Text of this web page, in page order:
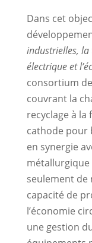
Dans cet
industrielles,
électrique et
consortium
couvrant la
recyclage à
cathode pour
en synergie
seulement de
capacité de
l’économie
une gestion